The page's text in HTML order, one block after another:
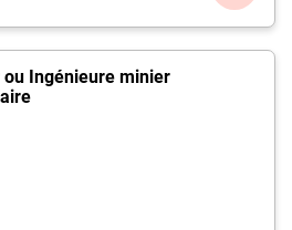
ou Ingénieure minier